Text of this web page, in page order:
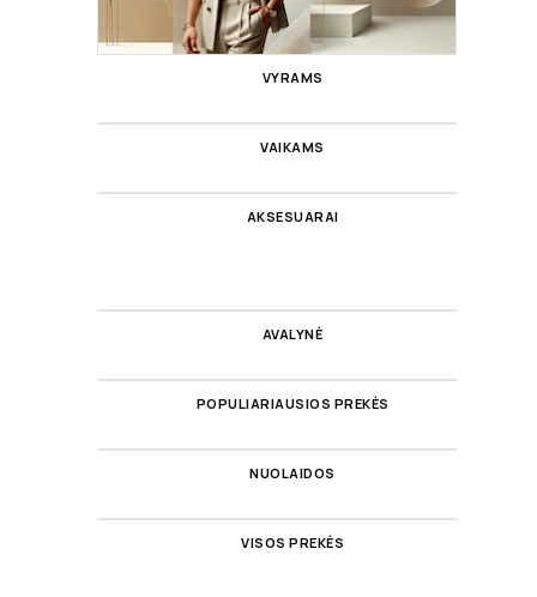
VYRAMS
VAIKAMS
AKSESUARAI
AVALYNĖ
POPULIARIAUSIOS PREKĖS
NUOLAIDOS
VISOS PREKĖS